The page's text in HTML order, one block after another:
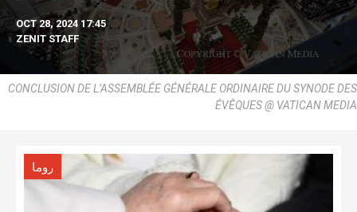
OCT 28, 2024 17:45
ZENIT STAFF
CONCLUSION DE L’ASSEMBLÉE GÉNÉRALE ORDINAIRE DU SYNODE DES
ÉVÊQUES @ VATICAN MEDIA
روما